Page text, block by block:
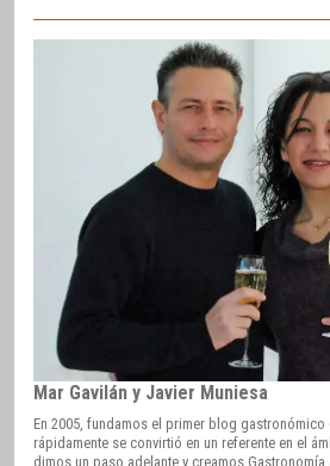
Mar Gavilán y Javier Muniesa
En 2005, fundamos el primer blog
rápidamente se convirtió en un referente en el
dimos un paso adelante y creamos Gastronomía